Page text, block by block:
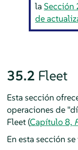
laSección
de
35.2 Fleet
Esta sección
operaciones de
Fleet (Capítulo 8,
En esta sección